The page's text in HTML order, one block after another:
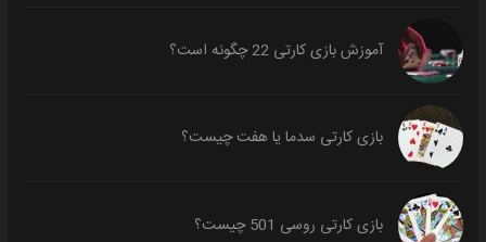
آموزش بازی کارتی 22 چگونه است؟
بازی کارتی سدما یا هفت چیست؟
بازی کارتی روسی 501 چیست؟